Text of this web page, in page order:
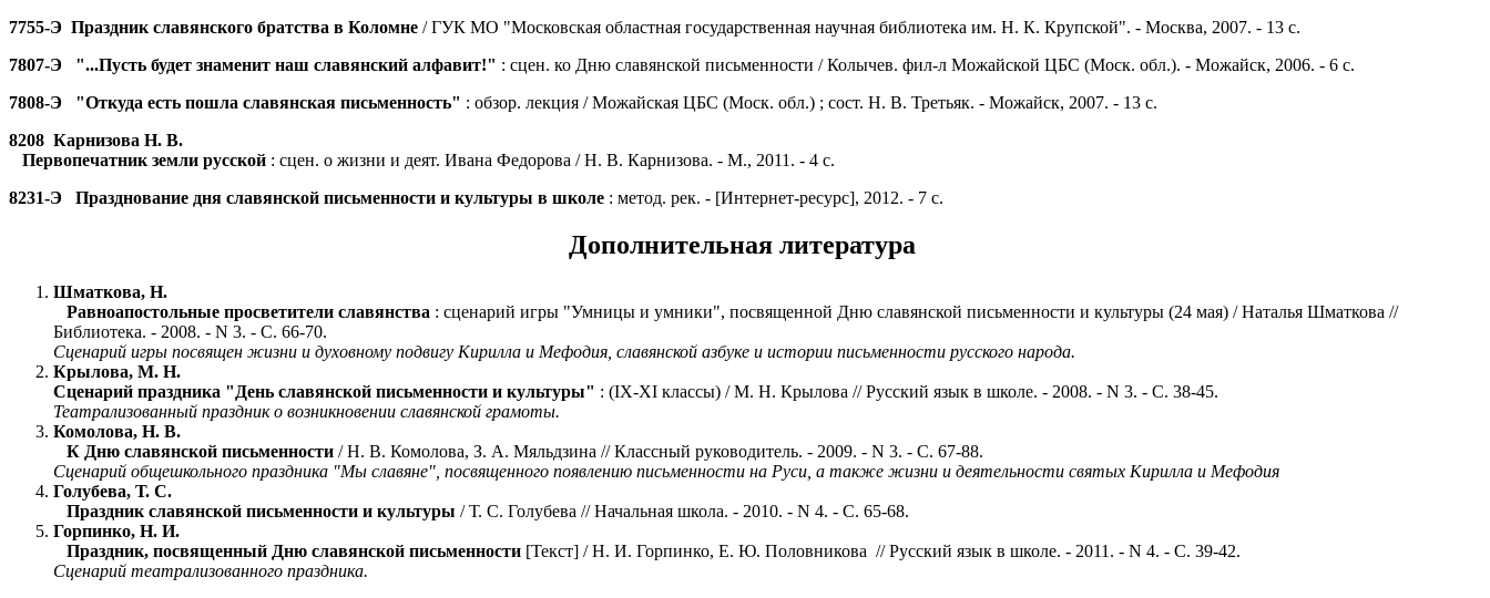
7755-Э Праздник славянского братства в Коломне / ГУК МО "Московская областная государственная научная библиотека им. Н. К. Крупской". - Москва, 2007. - 13 с.
7807-Э
"...Пусть будет знаменит наш славянский алфавит!" : сцен. ко Дню славянской письменности / Колычев. фил-л Можайской ЦБС (Моск. обл.). - Можайск, 2006. - 6 с.
7808-Э
"Откуда есть пошла славянская письменность" : обзор. лекция / Можайская ЦБС (Моск. обл.) ; сост. Н. В. Третьяк. - Можайск, 2007. - 13 с.
8208 Карнизова Н. В.
Первопечатник земли русской : сцен. о жизни и деят. Ивана Федорова / Н. В. Карнизова. - М., 2011. - 4 с.
8231-Э
Празднование дня славянской письменности и культуры в школе : метод. рек. - [Интернет-ресурс], 2012. - 7 с.
Дополнительная литература
Шматкова, Н.
Равноапостольные просветители славянства : сценарий игры "Умницы и умники", посвященной Дню славянской письменности и культуры (24 мая) / Наталья Шматкова //
Библиотека. - 2008. - N 3. - С. 66-70.
Сценарий игры посвящен жизни и духовному подвигу Кирилла и Мефодия, славянской азбуке и истории письменности русского народа.
Крылова, М. Н.
Сценарий праздника "День славянской письменности и культуры" : (IX-XI классы) / М. Н. Крылова // Русский язык в школе. - 2008. - N 3. - С. 38-45.
Театрализованный праздник о возникновении славянской грамоты.
Комолова, Н. В.
К Дню славянской письменности / Н. В. Комолова, З. А. Мяльдзина // Классный руководитель. - 2009. - N 3. - С. 67-88.
Сценарий общешкольного праздника "Мы славяне", посвященного появлению письменности на Руси, а также жизни и деятельности святых Кирилла и Мефодия
Голубева, Т. С.
Праздник славянской письменности и культуры / Т. С. Голубева // Начальная школа. - 2010. - N 4. - С. 65-68.
Горпинко, Н. И.
Праздник, посвященный Дню славянской письменности [Текст] / Н. И. Горпинко, Е. Ю. Половникова // Русский язык в школе. - 2011. - N 4. - С. 39-42.
Сценарий театрализованного праздника.